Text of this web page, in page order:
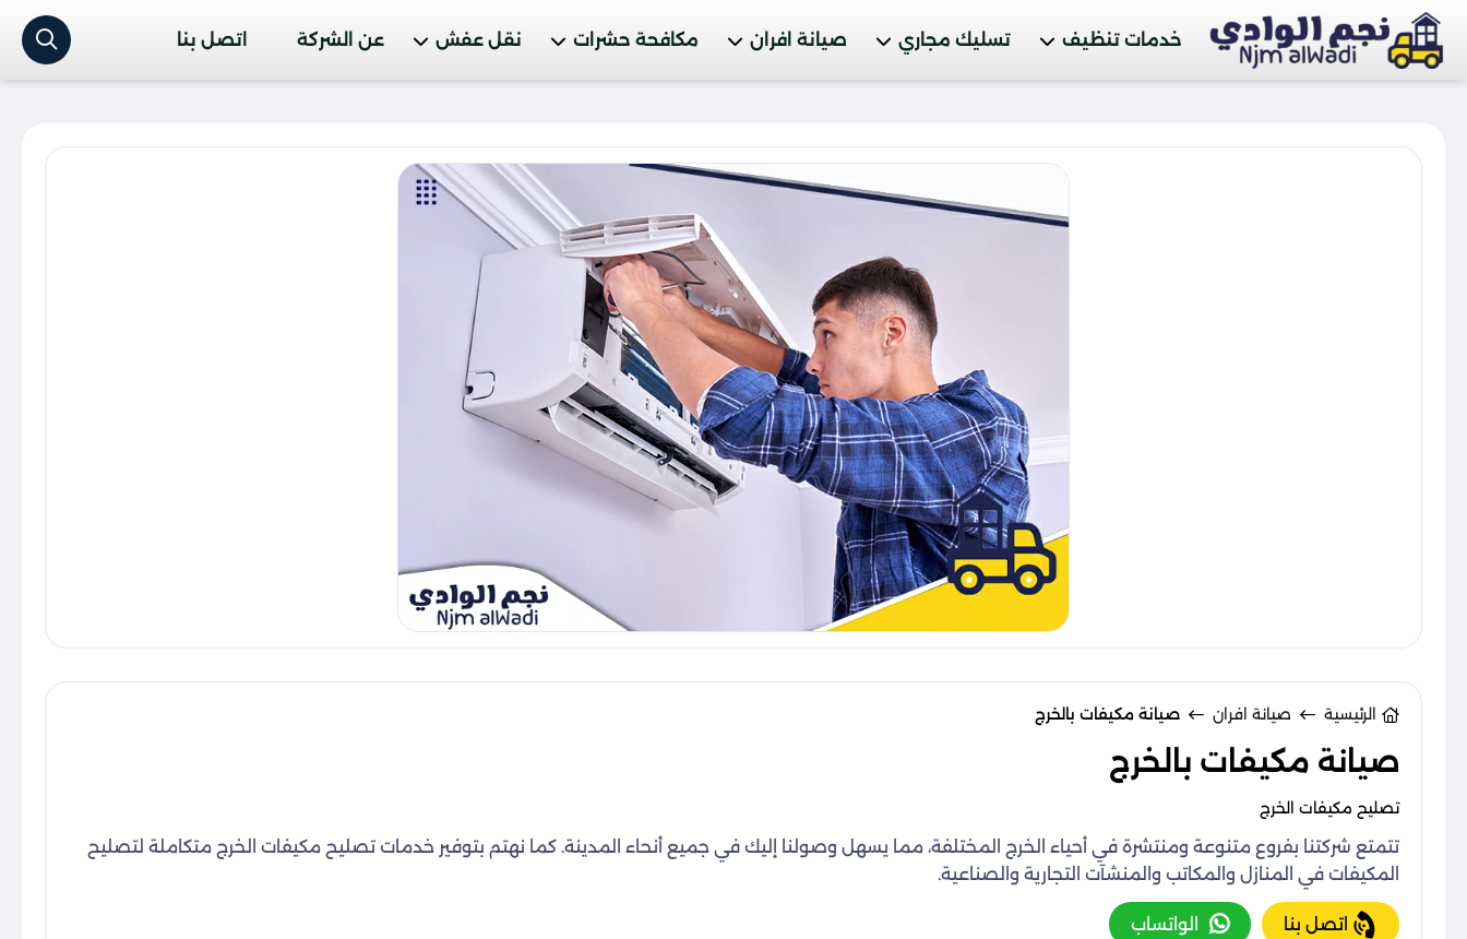
خدمات تنظيف تسليك مجاري صيانة افران مكافحة حشرات نقل عفش عن الشركة اتصل بنا
الرئيسية صيانة افران صيانة مكيفات بالخرج
صيانة مكيفات بالخرج
تصليح مكيفات الخرج
تتمتع شركتنا بفروع متنوعة ومنتشرة في أحياء الخرج المختلفة، مما يسهل وصولنا إليك في جميع أنحاء المدينة. كما نهتم بتوفير خدمات تصليح مكيفات الخرج متكاملة لتصليح
المكيفات في المنازل والمكاتب والمنشآت التجارية والصناعية.
اتصل بنا الواتساب